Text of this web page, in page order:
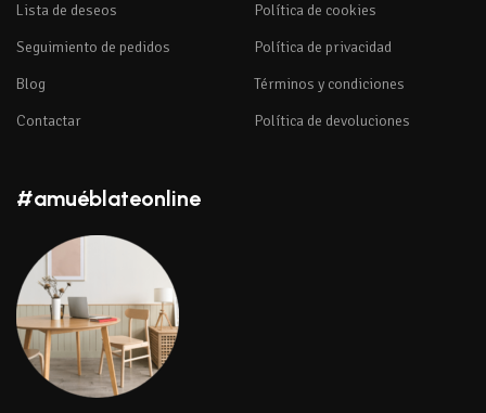
Lista de deseos
Seguimiento de pedidos
Blog
Contactar
Política de cookies
Política de privacidad
Términos y condiciones
Política de devoluciones
#amuéblateonline